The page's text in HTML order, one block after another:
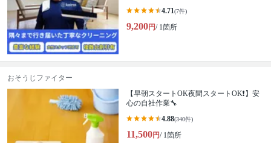
4.71(7件)
9,200円/ 1箇所
おそうじファイター
【早朝スタートOK夜間スタートOK❗️】安
心の自社作業🔧
4.88(340件)
11,500円/ 1箇所